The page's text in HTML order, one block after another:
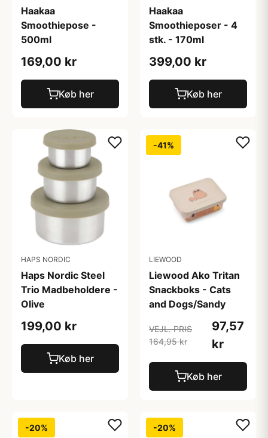
Haakaa
Smoothiepose -
500ml
169,00 kr
Køb her
Haakaa
Smoothieposer - 4
stk. - 170ml
399,00 kr
Køb her
HAPS NORDIC
Haps Nordic Steel
Trio Madbeholdere -
Olive
199,00 kr
Køb her
-41%
LIEWOOD
Liewood Ako Tritan
Snackboks - Cats
and Dogs/Sandy
VEJL. PRIS
164,95 kr
97,57
kr
Køb her
-20% -20%